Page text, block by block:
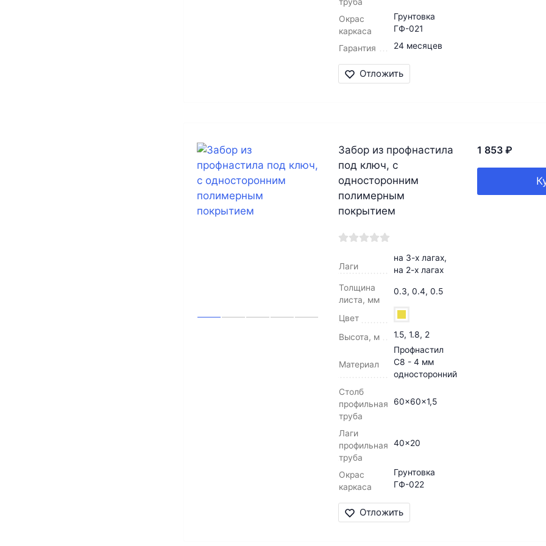
труба
Окрас
каркаса
Грунтовка
ГФ-021
Гарантия
24 месяцев
Отложить
Забор из профнастила
под ключ, с
односторонним
полимерным
покрытием
Лаги
на 3-х лагах,
на 2-х лагах
Толщина
листа, мм
0.3, 0.4, 0.5
Цвет
Высота, м
1.5, 1.8, 2
Материал
Профнастил
С8 - 4 мм
односторонний
Столб
профильная
труба
60x60x1,5
Лаги
профильная
труба
40x20
Окрас
каркаса
Грунтовка
ГФ-022
Отложить
1 853 ₽